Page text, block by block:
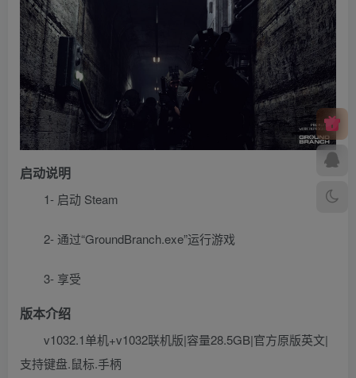
启动说明
1- 启动 Steam
2- 通过“GroundBranch.exe”运行游戏
3- 享受
版本介绍
v1032.1单机+v1032联机版|容量28.5GB|官方原版英文|
支持键盘.鼠标.手柄